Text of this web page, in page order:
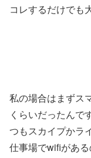
コレするだけでも
私の場合はまずス
くらいだったんで
つもスカイプかラ
仕事場でwifiがある